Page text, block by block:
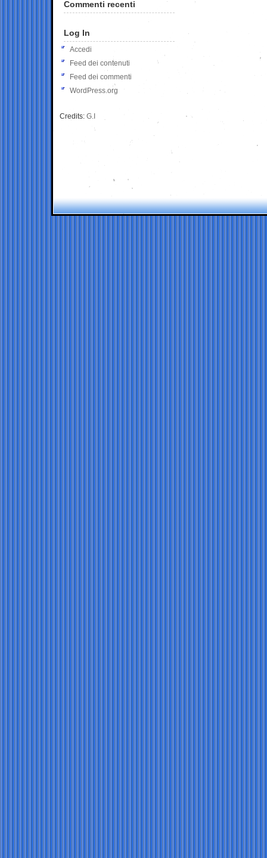
Commenti recenti
Log In
Accedi
Feed dei contenuti
Feed dei commenti
WordPress.org
Credits: G.I